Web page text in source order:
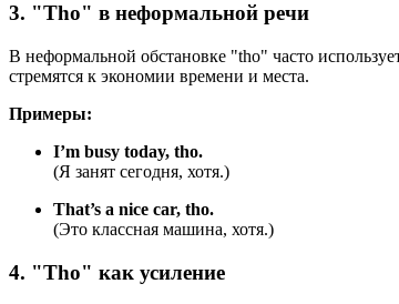
3. "Tho" в неформальной речи
В неформальной обстановке "tho" часто
стремятся к экономии времени и места.
Примеры:
I’m busy today, tho.
(Я занят сегодня, хотя.)
That’s a nice car, tho.
(Это классная машина, хотя.)
4. "Tho" как усиление